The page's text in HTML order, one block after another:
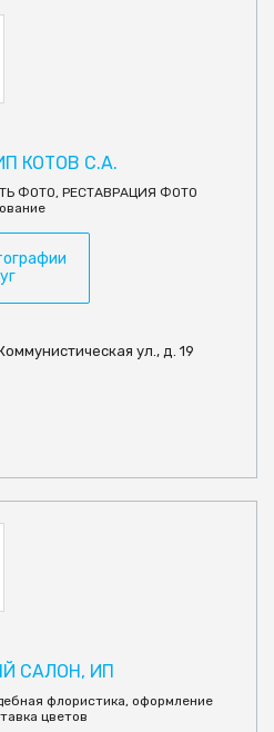
КОТОВ С.А.
ФОТО, РЕСТАВРАЦИЯ ФОТО
ул., д. 19
САЛОН, ИП
флористика, оформление
цветов